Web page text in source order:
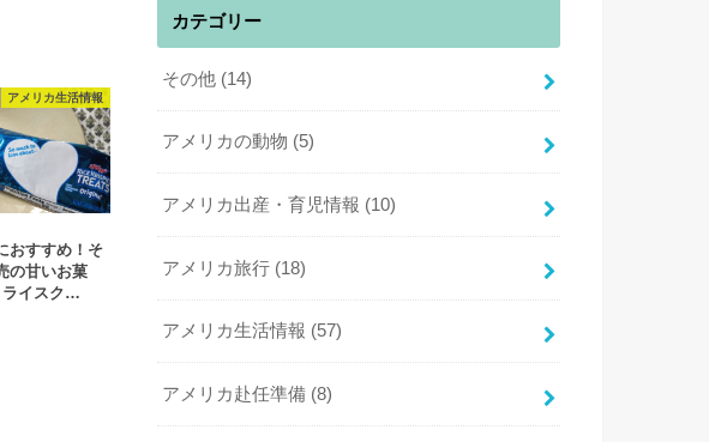
アメリカ生活情報
おすすめ！そ
の甘いお菓
ライスク…
カテゴリー
その他 (14)
アメリカの動物 (5)
アメリカ出産・育児情報 (10)
アメリカ旅行 (18)
アメリカ生活情報 (57)
アメリカ赴任準備 (8)